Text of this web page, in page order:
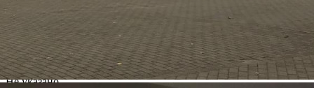
Торговый Центр
Этаж
Предлагается
Продажа
Желаемый / подходящий вид деятельности
Не указано